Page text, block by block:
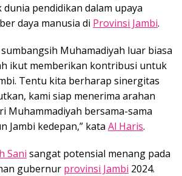
pendidikan dalam upaya
daya manusia di Provinsi Jambi.
Muhamadiyah luar biasa
ikut memberikan kontribusi untuk
Tentu kita berharap sinergitas
kami siap menerima arahan
Muhammadiyah bersama-sama
Jambi kedepan,” kata Al Haris.
Sani sangat potensial menang pada
gubernur provinsi Jambi 2024.